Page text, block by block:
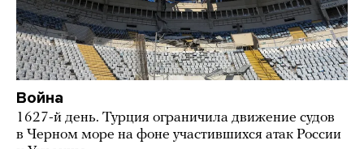
Война
1627-й день. Турция ограничила движение судов
в Черном море на фоне участившихся атак России